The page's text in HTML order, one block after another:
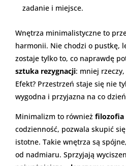
zadanie i miejsce.
Wnętrza minimalistyczne to
harmonii. Nie chodzi o pustkę,
zostaje tylko to, co naprawdę
sztuka rezygnacji: mniej
Efekt? Przestrzeń staje się nie
wygodna i przyjazna na co
Minimalizm to również filozofia
codzienność, pozwala skupić
istotne. Takie wnętrza są
od nadmiaru. Sprzyjają